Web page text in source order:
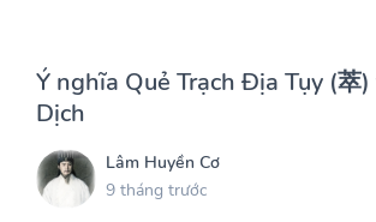
Ý nghĩa Quẻ Trạch Địa Tụy (萃
Dịch
Lâm Huyền Cơ
9 tháng trước